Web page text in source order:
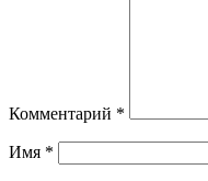
Комментарий *
Имя *